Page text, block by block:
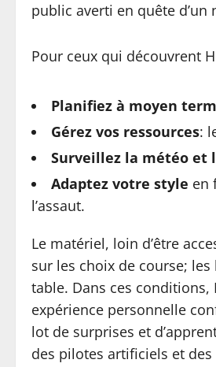
public averti en quête
Pour ceux qui découvrent
Planifiez à moyen
Gérez vos ressources:
Surveillez la météo et
Adaptez votre style en
l’assaut.
Le matériel, loin d’être
sur les choix de course;
table. Dans ces
expérience personnelle
lot de surprises et
des pilotes artificiels et